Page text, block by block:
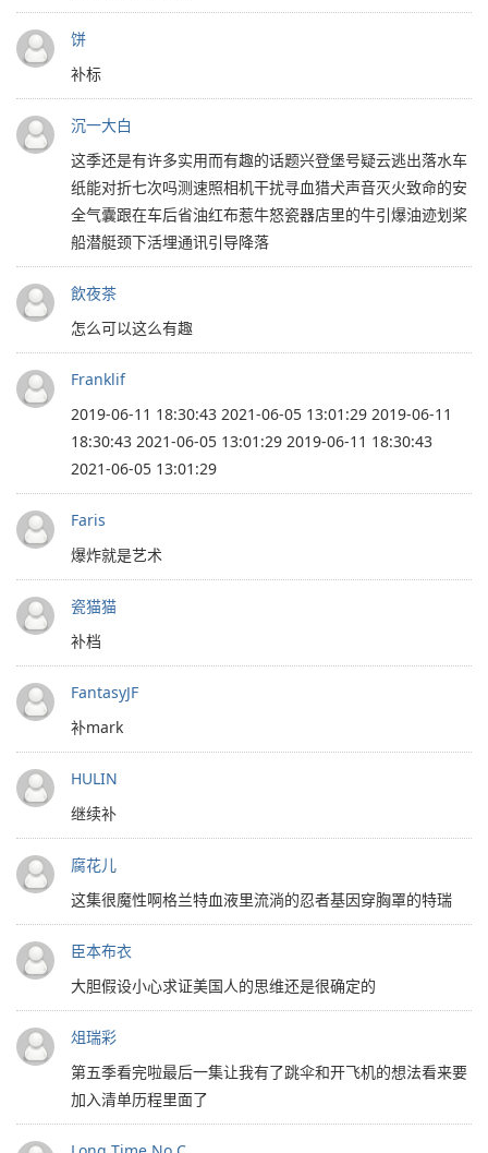
饼
补标
沉一大白
这季还是有许多实用而有趣的话题兴登堡号疑云逃出落水车
纸能对折七次吗测速照相机干扰寻血猎犬声音灭火致命的安
全气囊跟在车后省油红布惹牛怒瓷器店里的牛引爆油迹划桨
船潜艇颈下活埋通讯引导降落
飲夜茶
怎么可以这么有趣
Franklif
2019-06-11 18:30:43 2021-06-05 13:01:29 2019-06-11
18:30:43 2021-06-05 13:01:29 2019-06-11 18:30:43
2021-06-05 13:01:29
Faris
爆炸就是艺术
瓷猫猫
补档
FantasyJF
补mark
HULIN
继续补
腐花儿
这集很魔性啊格兰特血液里流淌的忍者基因穿胸罩的特瑞
臣本布衣
大胆假设小心求证美国人的思维还是很确定的
俎瑞彩
第五季看完啦最后一集让我有了跳伞和开飞机的想法看来要
加入清单历程里面了